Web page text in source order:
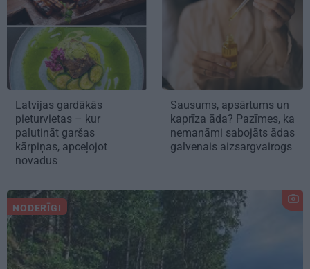
Latvijas gardākās
pieturvietas – kur
palutināt garšas
kārpiņas, apceļojot
novadus
Sausums, apsārtums un
kaprīza āda? Pazīmes, ka
nemanāmi sabojāts ādas
galvenais aizsargvairogs
NODERĪGI